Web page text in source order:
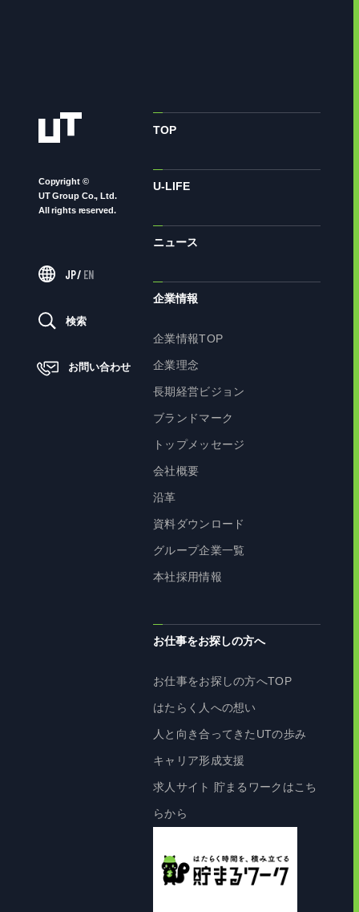
Copyright ©
UT Group Co., Ltd.
All rights reserved.
JP/ EN
検索
お問い合わせ
TOP
U-LIFE
ニュース
企業情報
企業情報TOP
企業理念
長期経営ビジョン
ブランドマーク
トップメッセージ
会社概要
沿革
資料ダウンロード
グループ企業一覧
本社採用情報
お仕事をお探しの方へ
お仕事をお探しの方へTOP
はたらく人への想い
人と向き合ってきたUTの歩み
キャリア形成支援
求人サイト 貯まるワークはこち
らから